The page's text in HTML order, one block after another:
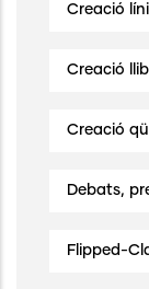
Creació
Creació
Creació
Debats,
Flipped-